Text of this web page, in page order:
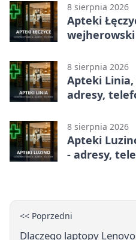
8 sierpnia 2026
Apteki
8 sierpnia 2026
Apteki
adresy,
8 sierpnia 2026
Apteki
- adresy,
<< Poprzedni
Dlaczego laptopy